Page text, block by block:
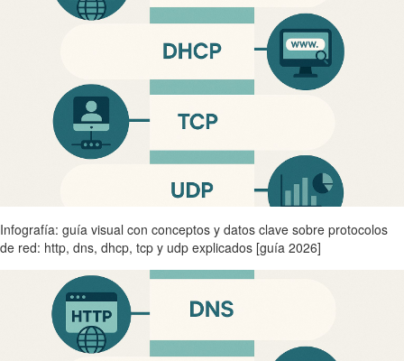
Infografía: guía visual con conceptos y datos clave sobre protocolos
de red: http, dns, dhcp, tcp y udp explicados [guía 2026]